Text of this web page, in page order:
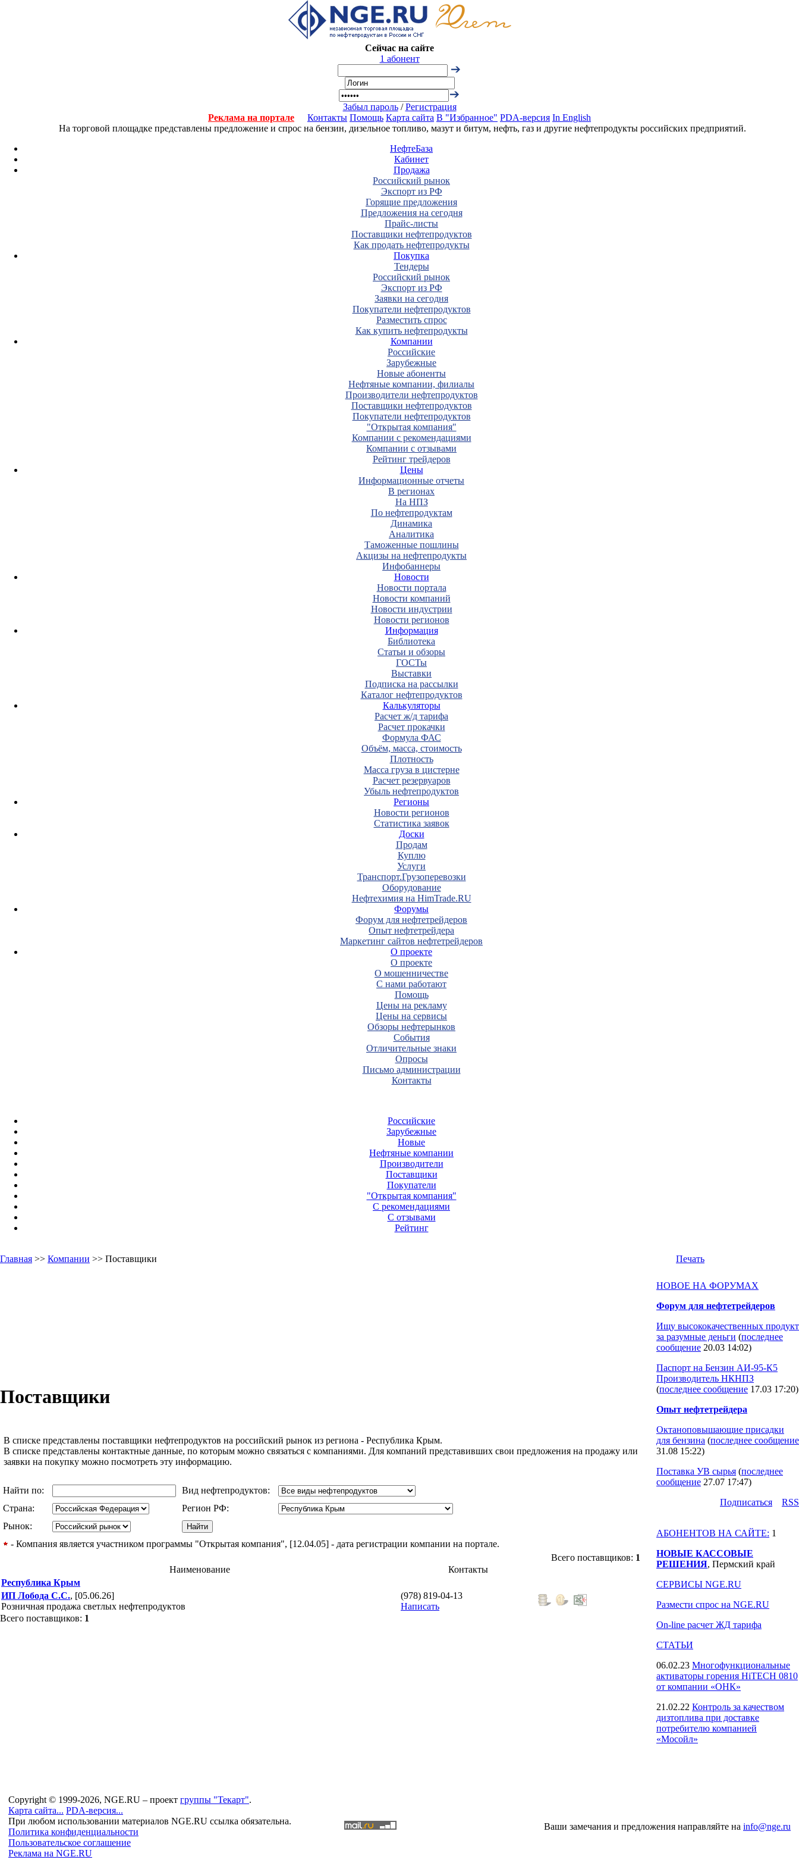
Сейчас на сайте
1 абонент
Забыл пароль/Регистрация
Реклама на портале
Контакты Помощь Карта сайта В "Избранное" PDA-версия In English
На торговой площадке представлены предложение и спрос на бензин, дизельное топливо, мазут и битум, нефть, газ и другие нефтепродукты российских предприятий.
НефтеБаза
Кабинет
Продажа
Российский рынок
Экспорт из РФ
Горящие предложения
Предложения на сегодня
Прайс-листы
Поставщики нефтепродуктов
Как продать нефтепродукты
Покупка
Тендеры
Российский рынок
Экспорт из РФ
Заявки на сегодня
Покупатели нефтепродуктов
Разместить спрос
Как купить нефтепродукты
Компании
Российские
Зарубежные
Новые абоненты
Нефтяные компании, филиалы
Производители нефтепродуктов
Поставщики нефтепродуктов
Покупатели нефтепродуктов
"Открытая компания"
Компании с рекомендациями
Компании с отзывами
Рейтинг трейдеров
Цены
Информационные отчеты
В регионах
На НПЗ
По нефтепродуктам
Динамика
Аналитика
Таможенные пошлины
Акцизы на нефтепродукты
Инфобаннеры
Новости
Новости портала
Новости компаний
Новости индустрии
Новости регионов
Информация
Библиотека
Статьи и обзоры
ГОСТы
Выставки
Подписка на рассылки
Каталог нефтепродуктов
Калькуляторы
Расчет ж/д тарифа
Расчет прокачки
Формула ФАС
Объём, масса, стоимость
Плотность
Масса груза в цистерне
Расчет резервуаров
Убыль нефтепродуктов
Регионы
Новости регионов
Статистика заявок
Доски
Продам
Куплю
Услуги
Транспорт.Грузоперевозки
Оборудование
Нефтехимия на HimTrade.RU
Форумы
Форум для нефтетрейдеров
Опыт нефтетрейдера
Маркетинг сайтов нефтетрейдеров
О проекте
О проекте
О мошенничестве
С нами работают
Помощь
Цены на рекламу
Цены на сервисы
Обзоры нефтерынков
События
Отличительные знаки
Опросы
Письмо администрации
Контакты
Российские
Зарубежные
Новые
Нефтяные компании
Производители
Поставщики
Покупатели
"Открытая компания"
С рекомендациями
С отзывами
Рейтинг
Главная >> Компании >> Поставщики Печать
Поставщики
В списке представлены поставщики нефтепродуктов на российский рынок из региона - Республика Крым.
В списке представлены контактные данные, по которым можно связаться с компаниями. Для компаний представивших свои предложения на продажу или
заявки на покупку можно посмотреть эту информацию.
Найти по:
Вид нефтепродуктов:
Страна:
Регион РФ:
Рынок:
- Компания является участником программы "Открытая компания", [12.04.05] - дата регистрации компании на портале.
Всего поставщиков: 1
Наименование
Контакты
Республика Крым
ИП Лобода С.С., [05.06.26]
Розничная продажа светлых нефтепродуктов
(978) 819-04-13
Написать
Всего поставщиков: 1
НОВОЕ НА ФОРУМАХ
Форум для нефтетрейдеров
Ищу высококачественных продукт
за разумные деньги (последнее
сообщение 20.03 14:02)
Паспорт на Бензин АИ-95-К5
Производитель НКНПЗ
(последнее сообщение 17.03 17:20)
Опыт нефтетрейдера
Октаноповышающие присадки
для бензина (последнее сообщение
31.08 15:22)
Поставка УВ сырья (последнее
сообщение 27.07 17:47)
Подпиcаться
RSS
АБОНЕНТОВ НА САЙТЕ: 1
НОВЫЕ КАССОВЫЕ
РЕШЕНИЯ, Пермский край
СЕРВИСЫ NGE.RU
Размести спрос на NGE.RU
On-line расчет ЖД тарифа
СТАТЬИ
06.02.23 Многофункциональные
активаторы горения HiTECH 0810
от компании «ОНК»
21.02.22 Контроль за качеством
дизтоплива при доставке
потребителю компанией
«Мосойл»
Copyright © 1999-2026, NGE.RU – проект группы "Текарт".
Карта сайта... PDA-версия...
При любом использовании материалов NGE.RU ссылка обязательна.
Политика конфиденциальности
Пользовательское соглашение
Реклама на NGE.RU
Ваши замечания и предложения направляйте на info@nge.ru